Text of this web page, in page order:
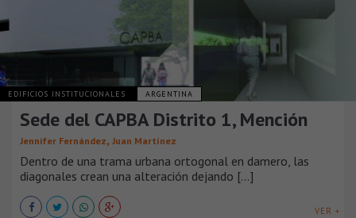
EDIFICIOS INSTITUCIONALES ARGENTINA
Sede del CAPBA Distrito 1, Mención
Jennifer Fernández, Juan Martínez
Dentro de una trama urbana ortogonal en damero, las
diagonales crean una alteración dejando [...]
VER +